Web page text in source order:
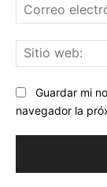
Guardar mi
navegador la